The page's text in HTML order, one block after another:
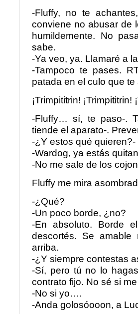
-Fluffy, no te
conviene no abusar de
humildemente. No
sabe.
-Ya veo, ya. Llamaré a
-Tampoco te pases.
patada en el culo que
¡Trimpititrin! ¡Trimpititrin!
-Fluffy… sí, te paso-.
tiende el aparato-.
-¿Y estos qué
-Wardog, ya estás
-No me sale de los
Fluffy me mira
-¿Qué?
-Un poco borde, ¿no?
-En absoluto. Borde
descortés. Se
arriba.
-¿Y siempre contestas
-Sí, pero tú no lo
contrato fijo. No sé si
-No si yo….
-Anda golosóooon, a